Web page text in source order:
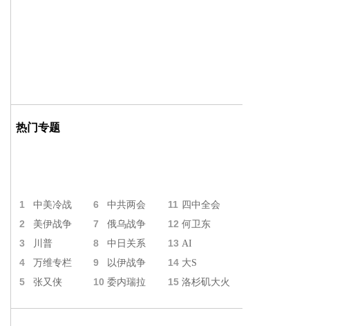
热门专题
1 中美冷战 6 中共两会 11 四中全会
2 美伊战争 7 俄乌战争 12 何卫东
3 川普 8 中日关系 13 AI
4 万维专栏 9 以伊战争 14 大S
5 张又侠 10 委内瑞拉 15 洛杉矶大火